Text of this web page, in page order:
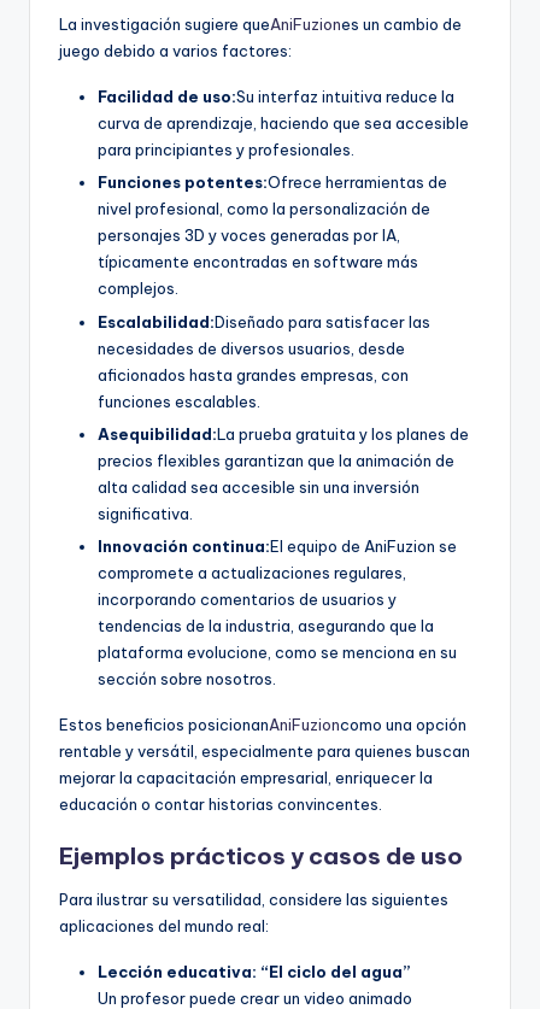
La investigación sugiere queAniFuziones un cambio de
juego debido a varios factores:
Facilidad de uso:Su interfaz intuitiva reduce la
curva de aprendizaje, haciendo que sea accesible
para principiantes y profesionales.
Funciones potentes:Ofrece herramientas de
nivel profesional, como la personalización de
personajes 3D y voces generadas por IA,
típicamente encontradas en software más
complejos.
Escalabilidad:Diseñado para satisfacer las
necesidades de diversos usuarios, desde
aficionados hasta grandes empresas, con
funciones escalables.
Asequibilidad:La prueba gratuita y los planes de
precios flexibles garantizan que la animación de
alta calidad sea accesible sin una inversión
significativa.
Innovación continua:El equipo de AniFuzion se
compromete a actualizaciones regulares,
incorporando comentarios de usuarios y
tendencias de la industria, asegurando que la
plataforma evolucione, como se menciona en su
sección sobre nosotros.
Estos beneficios posicionanAniFuzioncomo una opción
rentable y versátil, especialmente para quienes buscan
mejorar la capacitación empresarial, enriquecer la
educación o contar historias convincentes.
Ejemplos prácticos y casos de uso
Para ilustrar su versatilidad, considere las siguientes
aplicaciones del mundo real:
Lección educativa: “El ciclo del agua”
Un profesor puede crear un video animado